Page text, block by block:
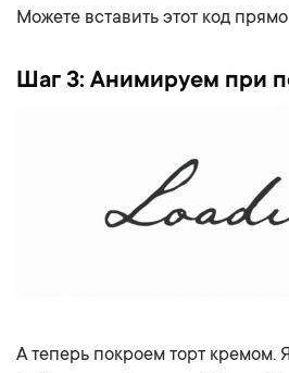
Можете вставить этот код
Шаг 3: Анимируем при
А теперь покроем торт кремом.